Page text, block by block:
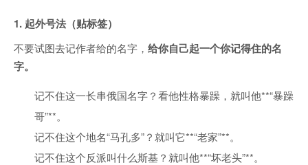
1. 起外号法（贴标签）
不要试图去记作者给的名字， 给你自己起一个你记得住的名
字。
记不住这一长串俄国名字？看他性格暴躁，就叫他**“暴躁
哥”**。
记不住这个地名“马孔多”？就叫它**“老家”**。
记不住这个反派叫什么斯基？就叫他**“坏老头”**。